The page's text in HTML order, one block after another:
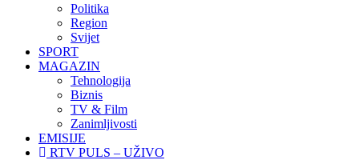
Politika
Region
Svijet
SPORT
MAGAZIN
Tehnologija
Biznis
TV & Film
Zanimljivosti
EMISIJE
RTV PULS – UŽIVO